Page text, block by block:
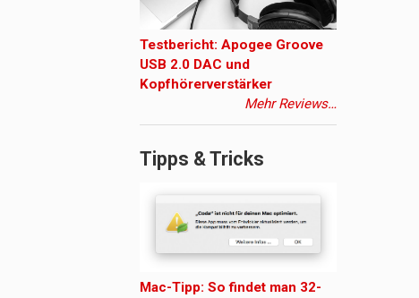
Testbericht: Apogee Groove
USB 2.0 DAC und
Kopfhörerverstärker
Mehr Reviews…
Tipps & Tricks
Mac-Tipp: So findet man 32-